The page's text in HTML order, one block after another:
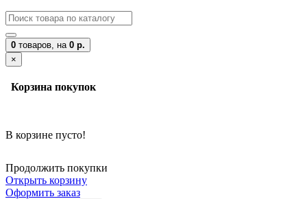
0 товаров, на 0 р.
×
Корзина покупок
В корзине пусто!
Продолжить покупки
Открыть корзину
Оформить заказ